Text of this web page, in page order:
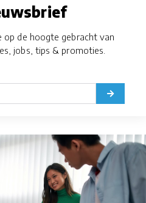
op de hoogte gebracht van
jobs, tips & promoties.